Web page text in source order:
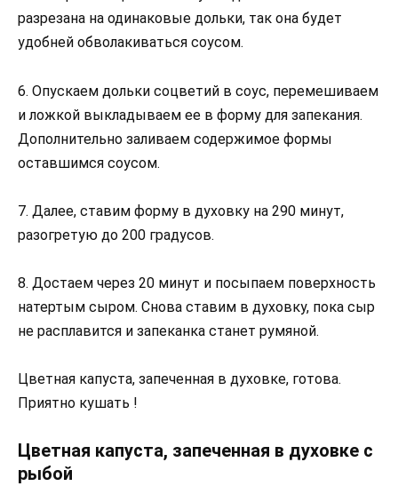
разрезана на одинаковые дольки, так она будет
удобней обволакиваться соусом.
6. Опускаем дольки соцветий в соус, перемешиваем
и ложкой выкладываем ее в форму для запекания.
Дополнительно заливаем содержимое формы
оставшимся соусом.
7. Далее, ставим форму в духовку на 290 минут,
разогретую до 200 градусов.
8. Достаем через 20 минут и посыпаем поверхность
натертым сыром. Снова ставим в духовку, пока сыр
не расплавится и запеканка станет румяной.
Цветная капуста, запеченная в духовке, готова.
Приятно кушать !
Цветная капуста, запеченная в духовке с
рыбой